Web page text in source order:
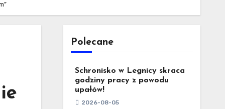
Polecane
Schronisko w Legnicy skraca
godziny pracy z powodu
upałów!
2026-08-05